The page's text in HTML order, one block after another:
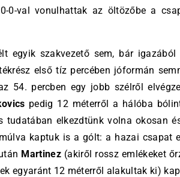
0-val vonulhattak az öltözőbe a
egyik szakvezető sem, bár
első tíz percében jóformán
54. percben egy jobb szélről
pedig 12 méterről a hálóba
tudatában elkezdtünk volna okosan
kaptuk is a gólt: a hazai csapat
Martinez (akiről rossz emlékeket
egyaránt 12 méterről alakultak ki)